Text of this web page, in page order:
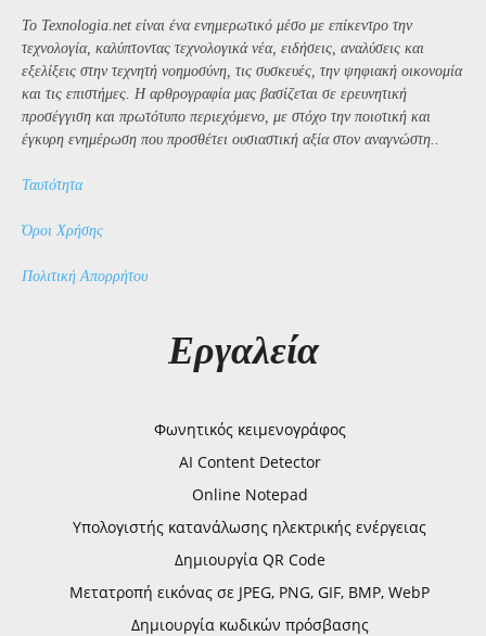
Το Texnologia.net είναι ένα ενημερωτικό μέσο με επίκεντρο την
τεχνολογία, καλύπτοντας τεχνολογικά νέα, ειδήσεις, αναλύσεις και
εξελίξεις στην τεχνητή νοημοσύνη, τις συσκευές, την ψηφιακή οικονομία
και τις επιστήμες. Η αρθρογραφία μας βασίζεται σε ερευνητική
προσέγγιση και πρωτότυπο περιεχόμενο, με στόχο την ποιοτική και
έγκυρη ενημέρωση που προσθέτει ουσιαστική αξία στον αναγνώστη..
Ταυτότητα
Όροι Χρήσης
Πολιτική Απορρήτου
Εργαλεία
Φωνητικός κειμενογράφος
AI Content Detector
Online Notepad
Υπολογιστής κατανάλωσης ηλεκτρικής ενέργειας
Δημιουργία QR Code
Μετατροπή εικόνας σε JPEG, PNG, GIF, BMP, WebP
Δημιουργία κωδικών πρόσβασης